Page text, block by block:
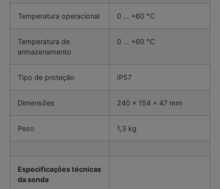
Temperatura operacional 0 … +60 °C
Temperatura de
armazenamento
0 … +60 °C
Tipo de proteção IP57
Dimensões 240 x 154 x 47 mm
Peso 1,3 kg
Especificações técnicas
da sonda